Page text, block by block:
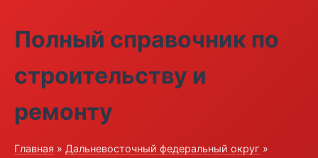
Полный справочник по
строительству и
ремонту
Главная » Дальневосточный федеральный округ »